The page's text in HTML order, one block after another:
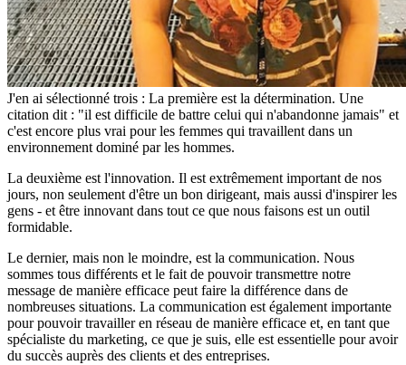
J'en ai sélectionné trois : La première est la détermination. Une
citation dit : "il est difficile de battre celui qui n'abandonne jamais" et
c'est encore plus vrai pour les femmes qui travaillent dans un
environnement dominé par les hommes.
La deuxième est l'innovation. Il est extrêmement important de nos
jours, non seulement d'être un bon dirigeant, mais aussi d'inspirer les
gens - et être innovant dans tout ce que nous faisons est un outil
formidable.
Le dernier, mais non le moindre, est la communication. Nous
sommes tous différents et le fait de pouvoir transmettre notre
message de manière efficace peut faire la différence dans de
nombreuses situations. La communication est également importante
pour pouvoir travailler en réseau de manière efficace et, en tant que
spécialiste du marketing, ce que je suis, elle est essentielle pour avoir
du succès auprès des clients et des entreprises.